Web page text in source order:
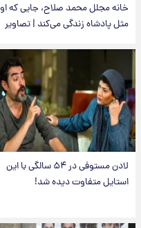
خانه مجلل محمد صلاح، جایی که او
مثل پادشاه زندگی می‌کند | تصاویر
لادن مستوفی در ۵۴ سالگی با این
استایل متفاوت دیده شد!